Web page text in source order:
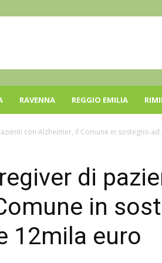
RAVENNA REGGIO EMILIA
con Alzheimer, il Comune in sostegno
di
in
12mila euro